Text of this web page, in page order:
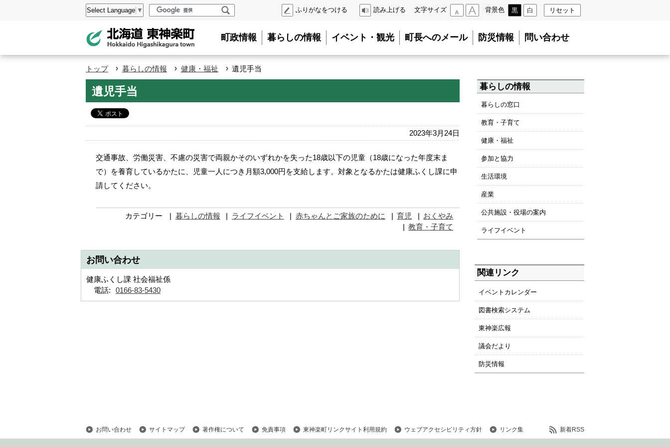
設
Select Language ▼
索
ふりがなをつける 読み上げる
文字サイズ
背景色 黒 白 リセット
町政情報 暮らしの情報 イベント・観光 町長へのメール 防災情報 問い合わせ
トップ › 暮らしの情報 › 健康・福祉 › 遺児手当
遺児手当
2023年3月24日
交通事故、労働災害、不慮の災害で両親かそのいずれかを失った18歳以下の児童（18歳になった年度末ま
で）を養育しているかたに、児童一人につき月額3,000円を支給します。対象となるかたは健康ふくし課に申
請してください。
カテゴリー 暮らしの情報 ライフイベント 赤ちゃんとご家族のために 育児
おくやみ
教育・子育て
お問い合わせ
健康ふくし課 社会福祉係
電話:
0166-83-5430
ペ
ー
ジ
ニ
ュ
ー
暮らしの情報
暮らしの窓口
教育・子育て
健康・福祉
参加と協力
生活環境
産業
公共施設・役場の案内
ライフイベント
関連リンク
イベントカレンダー
図書検索システム
東神楽広報
議会だより
防災情報
お問い合わせ サイトマップ 著作権について 免責事項 東神楽町リンクサイト利用規約 ウェブアクセシビリティ方針 リンク集 新着RSS